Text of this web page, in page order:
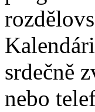
srdečně
nebo